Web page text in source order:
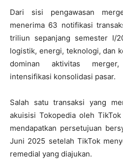
Dari sisi pengawasan
menerima 63 notifikasi
triliun sepanjang semester I/
logistik, energi, teknologi, dan
dominan aktivitas
intensifikasi konsolidasi pasar.
Salah satu transaksi yang
akuisisi Tokopedia oleh
mendapatkan persetujuan
Juni 2025 setelah TikTok
remedial yang diajukan.